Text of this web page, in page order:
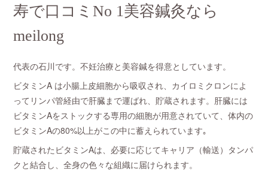
寿で口コミNo 1美容鍼灸なら
meilong
代表の石川です。不妊治療と美容鍼を得意としています。
ビタミンA は小腸上皮細胞から吸収され、カイロミクロンによ
ってリンパ管経由で肝臓まで運ばれ、貯蔵されます。肝臓には
ビタミンAをストックする専用の細胞が用意されていて、体内の
ビタミンAの80%以上がこの中に蓄えられています｡
貯蔵されたビタミンAは、必要に応じてキャリア（輸送）タンパ
クと結合し、全身の色々な組織に届けられます。